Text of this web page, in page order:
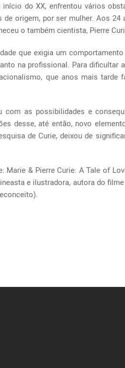
do XX, enfrentou vários
origem, por ser mulher. Aos 24
o também cientista, Pierre
que exigia um
na profissional. Para dificultar
que anos mais
as possibilidades e
desse, até então, novo
de Curie, deixou de
Marie & Pierre Curie: A Tale of
e ilustradora, autora do